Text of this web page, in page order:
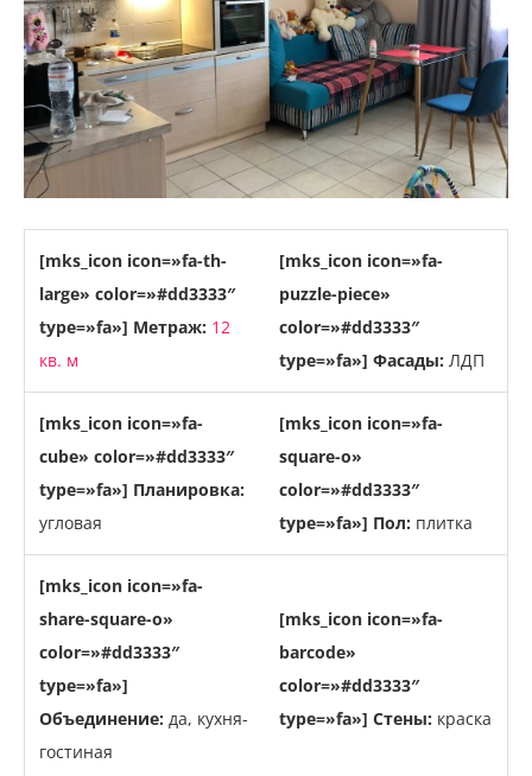
[mks_icon icon=»fa-th-
large» color=»#dd3333″
type=»fa»] Метраж: 12
кв. м
[mks_icon icon=»fa-
puzzle-piece»
color=»#dd3333″
type=»fa»] Фасады: ЛДП
[mks_icon icon=»fa-
cube» color=»#dd3333″
type=»fa»] Планировка:
угловая
[mks_icon icon=»fa-
square-o»
color=»#dd3333″
type=»fa»] Пол: плитка
[mks_icon icon=»fa-
share-square-o»
color=»#dd3333″
type=»fa»]
Объединение: да, кухня-
гостиная
[mks_icon icon=»fa-
barcode»
color=»#dd3333″
type=»fa»] Стены: краска